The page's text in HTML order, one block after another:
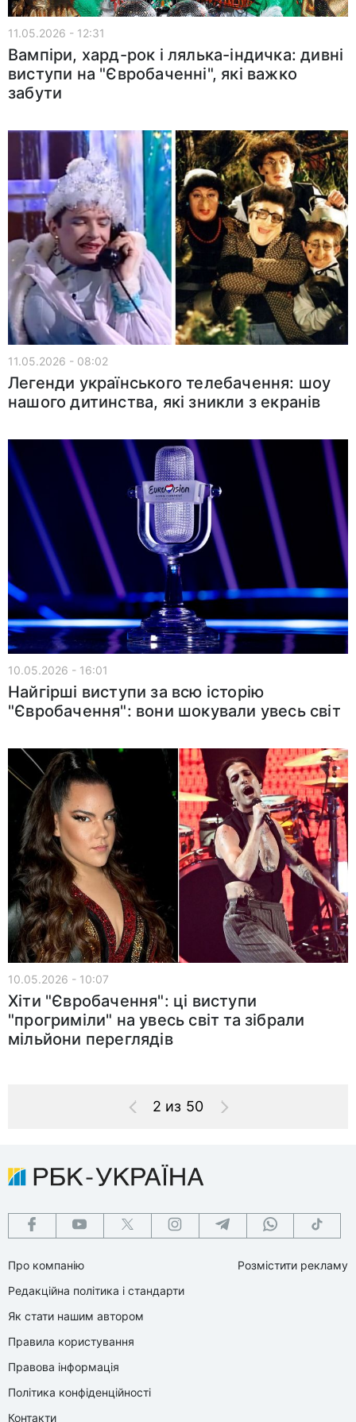
11.05.2026 - 12:31
Вампіри, хард-рок і лялька-індичка: дивні
виступи на "Євробаченні", які важко
забути
11.05.2026 - 08:02
Легенди українського телебачення: шоу
нашого дитинства, які зникли з екранів
10.05.2026 - 16:01
Найгірші виступи за всю історію
"Євробачення": вони шокували увесь світ
10.05.2026 - 10:07
Хіти "Євробачення": ці виступи
"прогриміли" на увесь світ та зібрали
мільйони переглядів
2 из 50
Про компанію
Редакційна політика і стандарти
Як стати нашим автором
Правила користування
Правова інформація
Політика конфіденційності
Контакти
Розмістити рекламу